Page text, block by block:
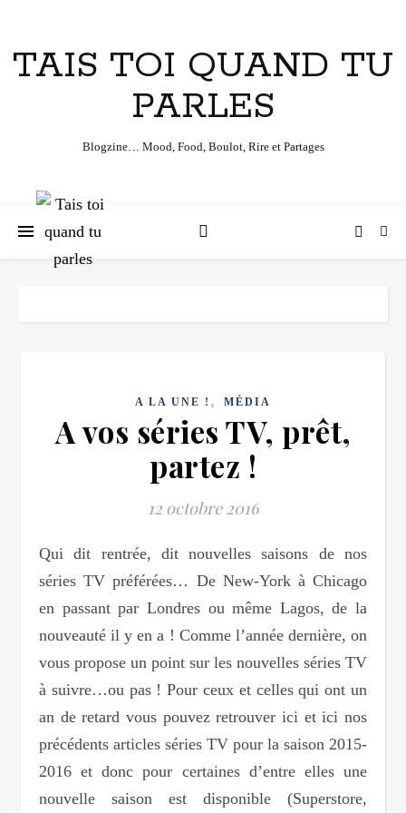
TAIS TOI QUAND TU
PARLES
Blogzine… Mood, Food, Boulot, Rire et Partages
A LA UNE ! , MÉDIA
A vos séries TV, prêt,
partez !
12 octobre 2016
Qui dit rentrée, dit nouvelles saisons de nos
séries TV préférées… De New-York à Chicago
en passant par Londres ou même Lagos, de la
nouveauté il y en a ! Comme l’année dernière, on
vous propose un point sur les nouvelles séries TV
à suivre…ou pas ! Pour ceux et celles qui ont un
an de retard vous pouvez retrouver ici et ici nos
précédents articles séries TV pour la saison 2015-
2016 et donc pour certaines d’entre elles une
nouvelle saison est disponible (Superstore,